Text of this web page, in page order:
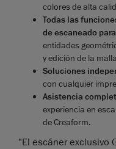
colores de alta
Todas las
de escaneado
entidades
y edición de la
Soluciones
con cualquier
Asistencia
experiencia en
de Creaform.
"El escáner exclusivo